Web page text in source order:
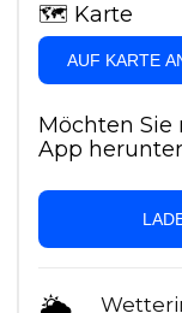
🗺 Karte
AUF KARTE
Möchten Sie
App